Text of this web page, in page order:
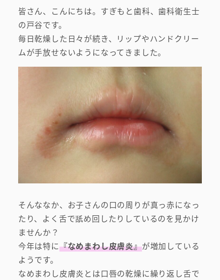
皆さん、こんにちは。すぎもと歯科、歯科衛生士
の戸谷です。
毎日乾燥した日々が続き、リップやハンドクリー
ムが手放せないようになってきました。
そんななか、お子さんの口の周りが真っ赤になっ
たり、よく舌で舐め回したりしているのを見かけ
ませんか？
今年は特に『なめまわし皮膚炎』が増加している
ようです。
なめまわし皮膚炎とは口唇の乾燥に繰り返し舌で